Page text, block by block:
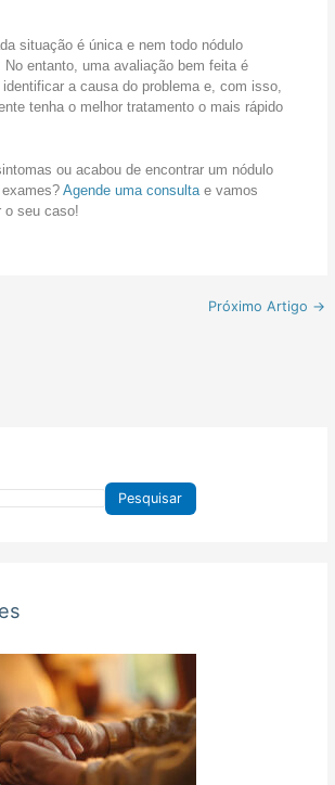
situação é única e nem todo nódulo
No entanto, uma avaliação bem feita é
a causa do problema e, com isso,
tenha o melhor tratamento o mais rápido
ou acabou de encontrar um nódulo
Agende uma consultae vamos
o seu caso!
Próximo Artigo →
Pesquisar